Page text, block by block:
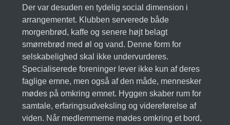
Der var desuden en tydelig social dimension i
arrangementet. Klubben serverede både
morgenbrød, kaffe og senere højt belagt
smørrebrød med øl og vand. Denne form for
selskabelighed skal ikke undervurderes.
Specialiserede foreninger lever ikke kun af deres
faglige emne, men også af den måde, mennesker
mødes på omkring emnet. Hyggen skaber rum for
samtale, erfaringsudveksling og videreførelse af
viden. Når medlemmerne mødes omkring et bord,